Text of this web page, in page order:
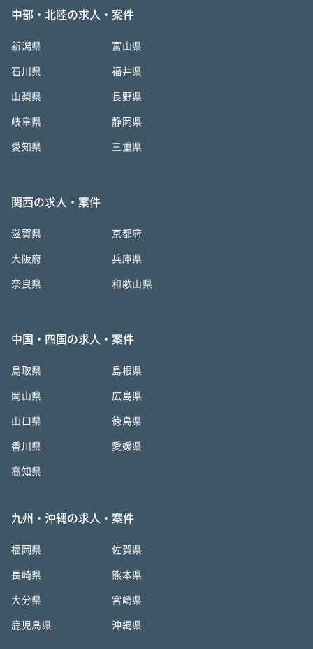
中部・北陸の求人・案件
新潟県 富山県
石川県 福井県
山梨県 長野県
岐阜県 静岡県
愛知県 三重県
関西の求人・案件
滋賀県 京都府
大阪府 兵庫県
奈良県 和歌山県
中国・四国の求人・案件
鳥取県 島根県
岡山県 広島県
山口県 徳島県
香川県 愛媛県
高知県
九州・沖縄の求人・案件
福岡県 佐賀県
長崎県 熊本県
大分県 宮崎県
鹿児島県 沖縄県